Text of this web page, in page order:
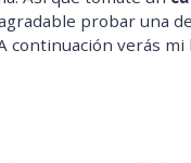
probar una
continuación verás